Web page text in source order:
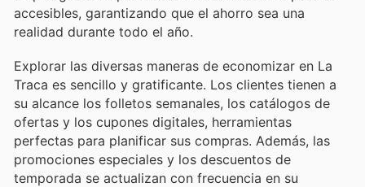
accesibles, garantizando que el ahorro sea una
realidad durante todo el año.
Explorar las diversas maneras de economizar en La
Traca es sencillo y gratificante. Los clientes tienen a
su alcance los folletos semanales, los catálogos de
ofertas y los cupones digitales, herramientas
perfectas para planificar sus compras. Además, las
promociones especiales y los descuentos de
temporada se actualizan con frecuencia en su